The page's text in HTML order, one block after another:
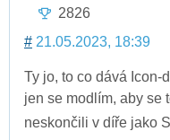
2826
# 21.05.2023, 18:39
Ty jo, to co dává Icon-
jen se modlím, aby se
neskončili v díře jako